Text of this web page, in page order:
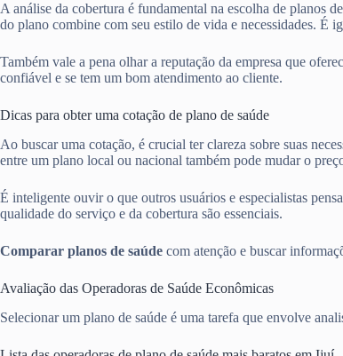
A análise da cobertura é fundamental na escolha de planos
do plano combine com seu estilo de vida e necessidades. É
Também vale a pena olhar a reputação da empresa que
confiável e se tem um bom atendimento ao cliente.
Dicas para obter uma cotação de plano de saúde
Ao buscar uma cotação, é crucial ter clareza sobre suas
entre um plano local ou nacional também pode mudar o
É inteligente ouvir o que outros usuários e especialistas
qualidade do serviço e da cobertura são essenciais.
Comparar planos de saúde com atenção e buscar
Avaliação das Operadoras de Saúde Econômicas
Selecionar um plano de saúde é uma tarefa que envolve